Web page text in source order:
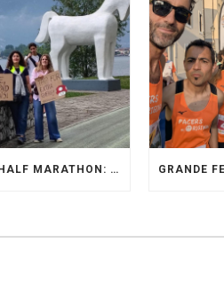
LAGO D’ISEO HALF MARATHON: ORIGINALI PRESENTI